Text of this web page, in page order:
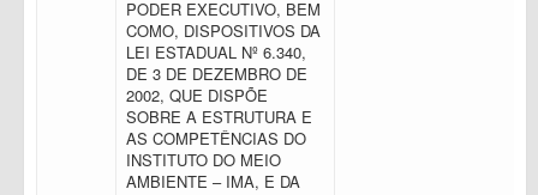
PODER EXECUTIVO, BEM
COMO, DISPOSITIVOS DA
LEI ESTADUAL Nº 6.340,
DE 3 DE DEZEMBRO DE
2002, QUE DISPÕE
SOBRE A ESTRUTURA E
AS COMPETÊNCIAS DO
INSTITUTO DO MEIO
AMBIENTE – IMA, E DA